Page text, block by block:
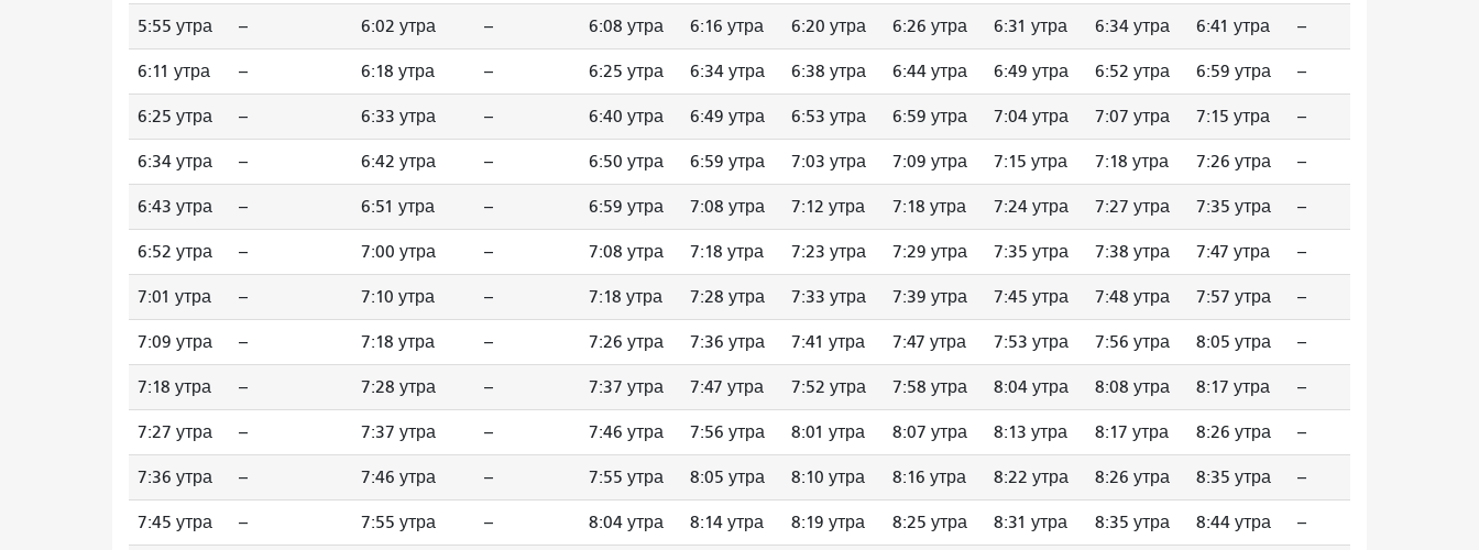
5:55 утра -- 6:02 утра -- 6:08 утра 6:16 утра 6:20 утра 6:26 утра 6:31 утра 6:34 утра 6:41 утра --
6:11 утра -- 6:18 утра -- 6:25 утра 6:34 утра 6:38 утра 6:44 утра 6:49 утра 6:52 утра 6:59 утра --
6:25 утра -- 6:33 утра -- 6:40 утра 6:49 утра 6:53 утра 6:59 утра 7:04 утра 7:07 утра 7:15 утра --
6:34 утра -- 6:42 утра -- 6:50 утра 6:59 утра 7:03 утра 7:09 утра 7:15 утра 7:18 утра 7:26 утра --
6:43 утра -- 6:51 утра -- 6:59 утра 7:08 утра 7:12 утра 7:18 утра 7:24 утра 7:27 утра 7:35 утра --
6:52 утра -- 7:00 утра -- 7:08 утра 7:18 утра 7:23 утра 7:29 утра 7:35 утра 7:38 утра 7:47 утра --
7:01 утра -- 7:10 утра -- 7:18 утра 7:28 утра 7:33 утра 7:39 утра 7:45 утра 7:48 утра 7:57 утра --
7:09 утра -- 7:18 утра -- 7:26 утра 7:36 утра 7:41 утра 7:47 утра 7:53 утра 7:56 утра 8:05 утра --
7:18 утра -- 7:28 утра -- 7:37 утра 7:47 утра 7:52 утра 7:58 утра 8:04 утра 8:08 утра 8:17 утра --
7:27 утра -- 7:37 утра -- 7:46 утра 7:56 утра 8:01 утра 8:07 утра 8:13 утра 8:17 утра 8:26 утра --
7:36 утра -- 7:46 утра -- 7:55 утра 8:05 утра 8:10 утра 8:16 утра 8:22 утра 8:26 утра 8:35 утра --
7:45 утра -- 7:55 утра -- 8:04 утра 8:14 утра 8:19 утра 8:25 утра 8:31 утра 8:35 утра 8:44 утра --